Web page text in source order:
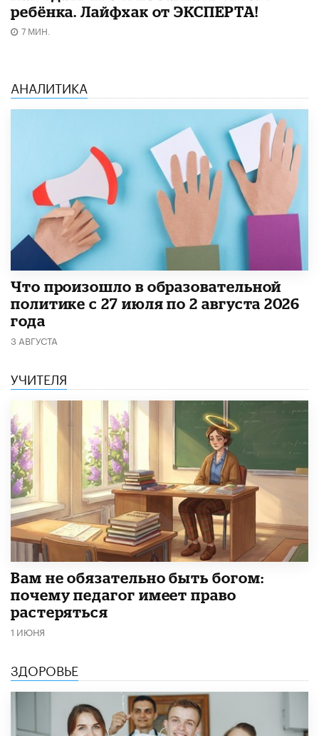
ребёнка. Лайфхак от ЭКСПЕРТА!
7 МИН.
АНАЛИТИКА
​Что произошло в образовательной
политике с 27 июля по 2 августа 2026
года
3 АВГУСТА
УЧИТЕЛЯ
​Вам не обязательно быть богом:
почему педагог имеет право
растеряться
1 ИЮНЯ
ЗДОРОВЬЕ